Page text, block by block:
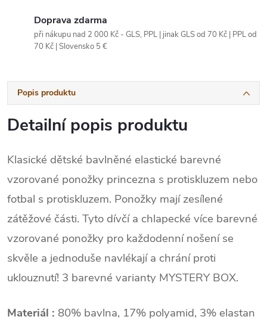
Doprava zdarma
při nákupu nad 2 000 Kč - GLS, PPL | jinak GLS od 70 Kč | PPL od
70 Kč | Slovensko 5 €
Popis produktu
Detailní popis produktu
Klasické dětské bavlněné elastické barevné
vzorované ponožky princezna s protiskluzem nebo
fotbal s protiskluzem. Ponožky mají zesílené
zátěžové části. Tyto dívčí a chlapecké více barevné
vzorované ponožky pro každodenní nošení se
skvěle a jednoduše navlékají a chrání proti
uklouznutí! 3 barevné varianty MYSTERY BOX.
Materiál : 80% bavlna, 17% polyamid, 3% elastan